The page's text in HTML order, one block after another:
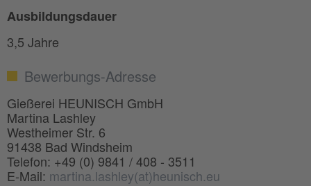
Ausbildungsdauer
3,5 Jahre
Bewerbungs-Adresse
Gießerei HEUNISCH GmbH
Martina Lashley
Westheimer Str. 6
91438 Bad Windsheim
Telefon: +49 (0) 9841 / 408 - 3511
E-Mail: martina.lashley(at)heunisch.eu